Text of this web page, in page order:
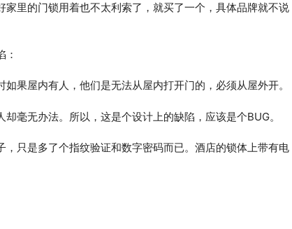
里的门锁用着也不太利索了，就买了一个，具体品牌就不说
：
果屋内有人，他们是无法从屋内打开门的，必须从屋外开。
毫无办法。所以，这是个设计上的缺陷，应该是个BUG。
只是多了个指纹验证和数字密码而已。酒店的锁体上带有电